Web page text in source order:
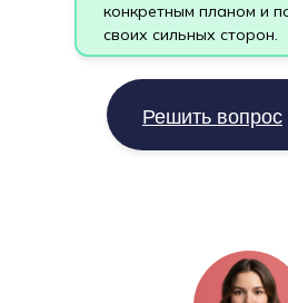
Попробую сам
Решить вопрос
конкретным планом и
своих сильных сторон.